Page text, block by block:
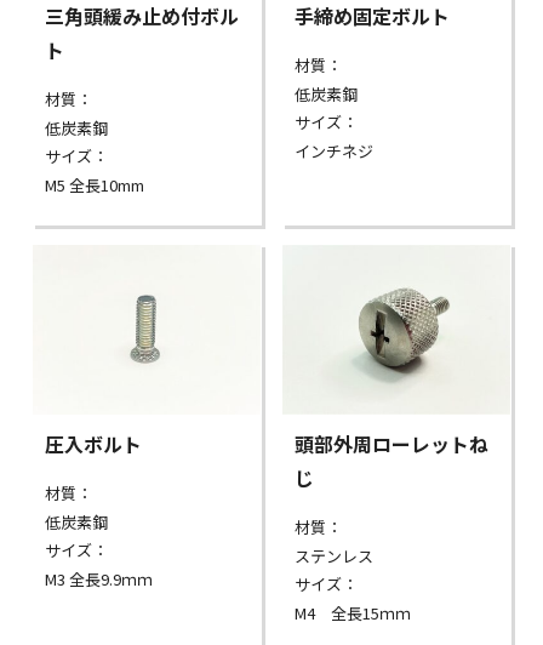
三角頭緩み止め付ボル
ト
材質：
低炭素鋼
サイズ：
M5 全長10mm
手締め固定ボルト
材質：
低炭素鋼
サイズ：
インチネジ
圧入ボルト
材質：
低炭素鋼
サイズ：
M3 全長9.9ｍｍ
頭部外周ローレットね
じ
材質：
ステンレス
サイズ：
M4 全長15ｍｍ